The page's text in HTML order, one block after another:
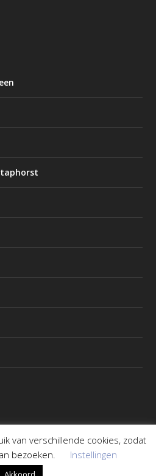
| Mogelijk gemaakt door
van verschillende cookies, zodat
bezoeken.
Instellingen